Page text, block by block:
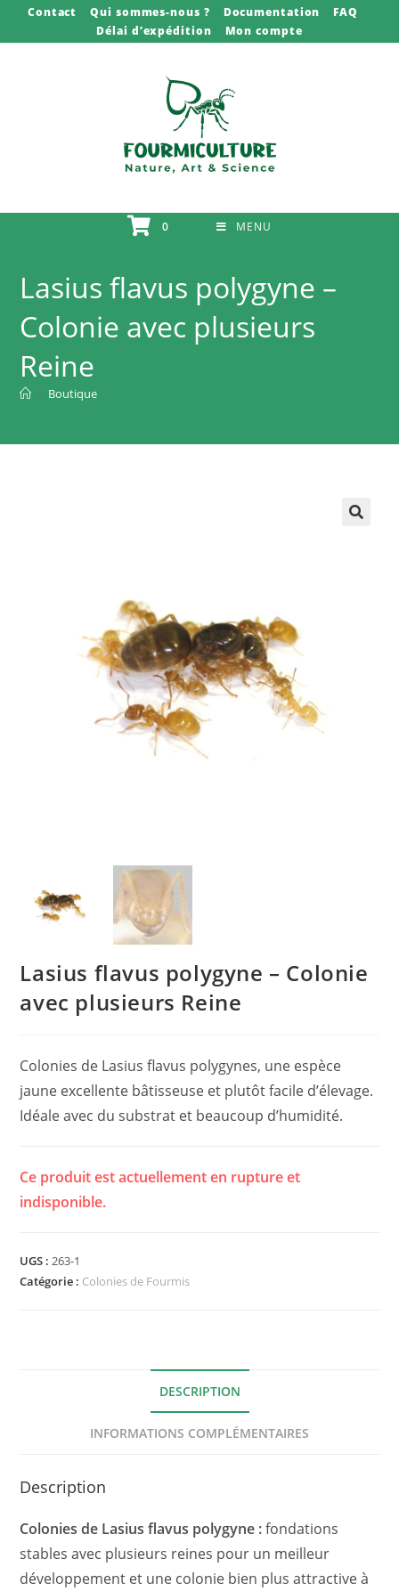
Contact Qui sommes-nous ? Documentation
FAQ
Délai d’expédition
Mon compte
0 MENU
Lasius flavus polygyne –
Colonie avec plusieurs
Reine
> Boutique
Lasius flavus polygyne – Colonie
avec plusieurs Reine
Colonies de Lasius flavus polygynes, une espèce
jaune excellente bâtisseuse et plutôt facile d’élevage.
Idéale avec du substrat et beaucoup d’humidité.
Ce produit est actuellement en rupture et
indisponible.
UGS :263-1
Catégorie : Colonies de Fourmis
DESCRIPTION
INFORMATIONS COMPLÉMENTAIRES
Description
Colonies de Lasius flavus polygyne :fondations
stables avec plusieurs reines pour un meilleur
développement et une colonie bien plus attractive à